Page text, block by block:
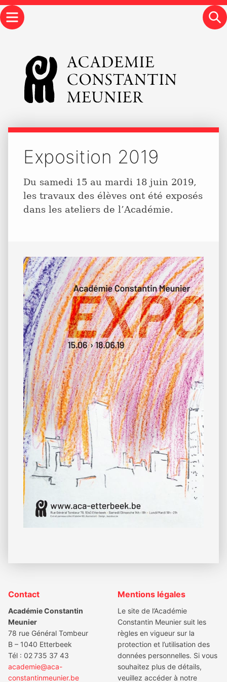
Menu
Exposition 2019
Du samedi 15 au mardi 18 juin 2019,
les travaux des élèves ont été exposés
dans les ateliers de l’Académie.
Barre
latérale
principale
Contact
Académie Constantin
Meunier
78 rue Général Tombeur
B – 1040 Etterbeek
Tél : 02 735 37 43
academie@aca-
constantinmeunier.be
Mentions légales
Le site de l’Académie
Constantin Meunier suit les
règles en vigueur sur la
protection et l’utilisation des
données personnelles. Si vous
souhaitez plus de détails,
veuillez accéder à notre